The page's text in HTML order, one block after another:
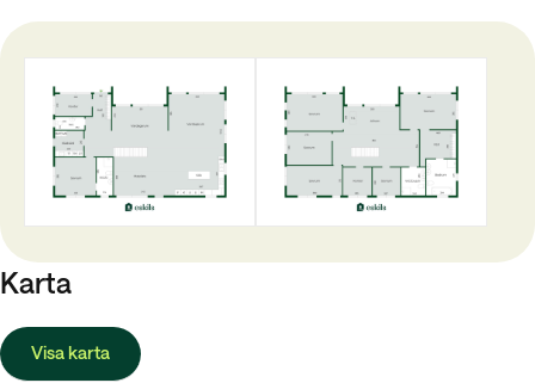
Karta
Visa karta